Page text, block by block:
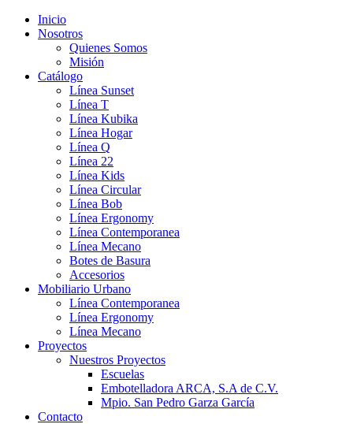
Inicio
Nosotros
Quienes Somos
Misión
Catálogo
Línea Sunset
Línea T
Línea Kubika
Línea Hogar
Línea Q
Línea 22
Línea Kids
Línea Circular
Línea Bob
Línea Ergonomy
Línea Contemporanea
Línea Mecano
Botes de Basura
Accesorios
Mobiliario Urbano
Línea Contemporanea
Línea Ergonomy
Línea Mecano
Proyectos
Nuestros Proyectos
Escuelas
Embotelladora ARCA, S.A de C.V.
Mpio. San Pedro Garza García
Contacto